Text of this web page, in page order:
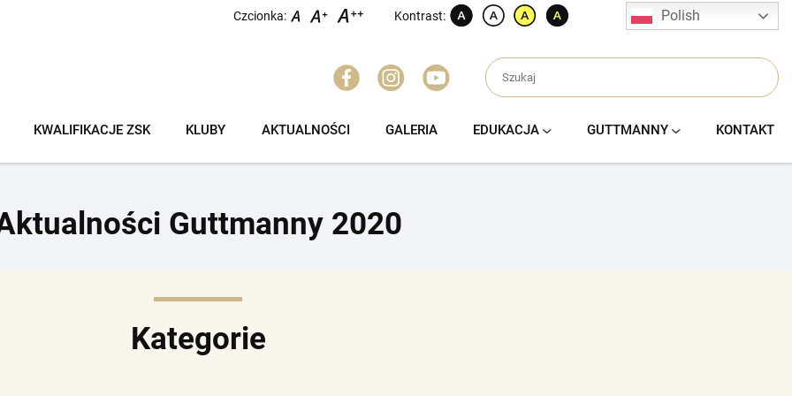
Czcionka: Kontrast: Polish
KWALIFIKACJE ZSK KLUBY AKTUALNOŚCI GALERIA EDUKACJA GUTTMANNY KONTAKT
Guttmanny 2020
Kategorie